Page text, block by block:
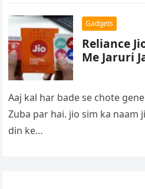
Gadgets
Reliance
Me Jaruri
Aaj kal har bade se chote
Zuba par hai. jio sim ka naam
din ke…